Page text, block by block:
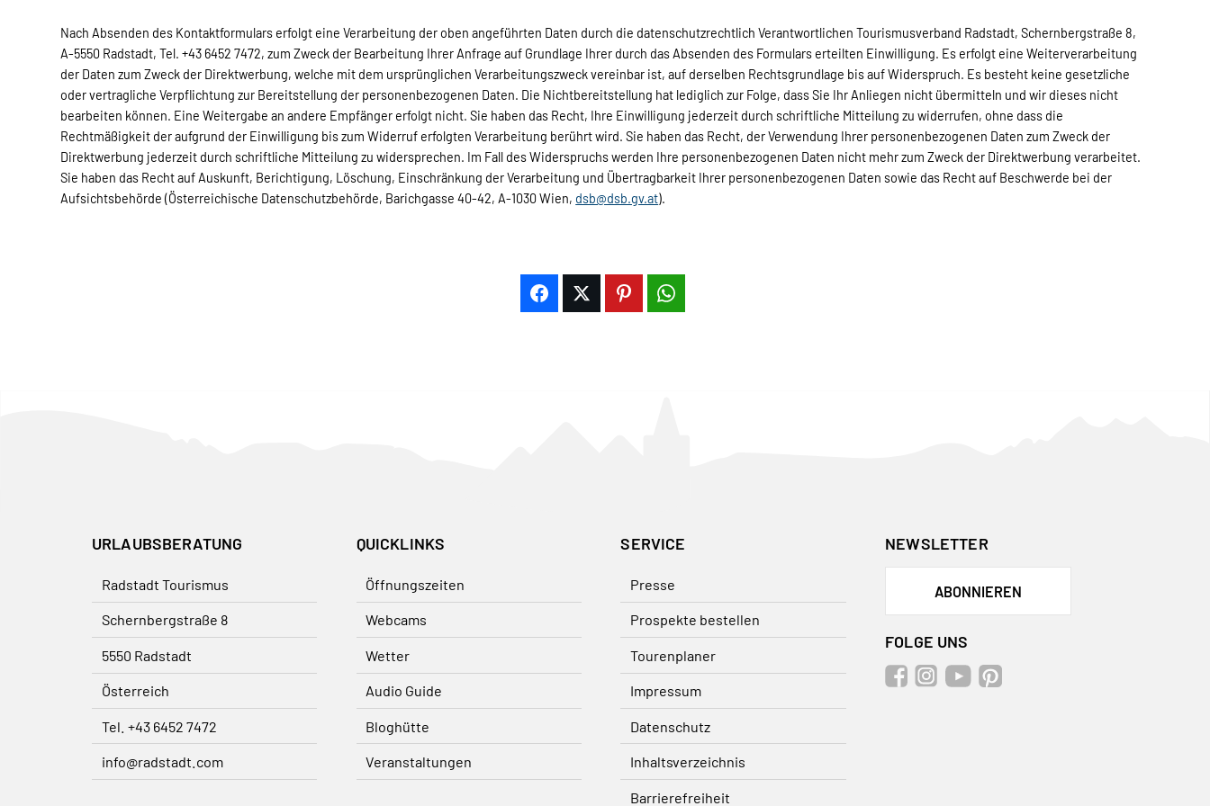
Nach Absenden des Kontaktformulars erfolgt eine Verarbeitung der oben angeführten Daten durch die datenschutzrechtlich Verantwortlichen Tourismusverband Radstadt, Schernbergstraße 8,
A-5550 Radstadt, Tel. +43 6452 7472, zum Zweck der Bearbeitung Ihrer Anfrage auf Grundlage Ihrer durch das Absenden des Formulars erteilten Einwilligung. Es erfolgt eine Weiterverarbeitung
der Daten zum Zweck der Direktwerbung, welche mit dem ursprünglichen Verarbeitungszweck vereinbar ist, auf derselben Rec­htsgrundlage bis auf Widerspruch. Es besteht keine gesetzliche
oder vertragliche Verpflichtung zur Bereitstellung der personenbezogenen Daten. Die Nichtbereitstellung hat lediglich zur Folge, dass Sie Ihr Anliegen nicht übermitteln und wir dieses nicht
bearbeiten können. Eine Weitergabe an andere Empfänger erfolgt nicht. Sie haben das Recht, Ihre Einwilligung jederzeit durch schriftliche Mitteilung zu widerrufen, ohne dass die
Rechtmäßigkeit der aufgrund der Einwilligung bis zum Widerruf erfolgten Verarbeitung berührt wird. Sie haben das Recht, der Verwendung Ihrer personenbezogenen Daten zum Zweck der
Direktwerbung jederzeit durch schriftliche Mitteilung zu widersprechen. Im Fall des Widerspruchs werden Ihre personenbezogenen Daten nicht mehr zum Zweck der Direktwerbung verarbeitet.
Sie haben das Recht auf Auskunft, Berichtigung, Löschung, Einschränkung der Verarbeitung und Übertragbarkeit Ihrer personenbezogenen Daten sowie das Recht auf Beschwerde bei der
Aufsichtsbehörde (Österreichische Datenschutzbehörde, Barichgasse 40-42, A-1030 Wien, dsb@dsb.gv.at).
URLAUBSBERATUNG
Radstadt Tourismus
Schernbergstraße 8
5550 Radstadt
Österreich
Tel. +43 6452 7472
info@radstadt.com
QUICKLINKS
Öffnungszeiten
Webcams
Wetter
Audio Guide
Bloghütte
Veranstaltungen
SERVICE
Presse
Prospekte bestellen
Tourenplaner
Impressum
Datenschutz
Inhaltsverzeichnis
Barrierefreiheit
NEWSLETTER
ABONNIEREN
FOLGE UNS